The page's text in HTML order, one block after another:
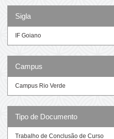
Sigla
IF Goiano
Campus
Campus Rio Verde
Tipo de Documento
Trabalho de Conclusão de Curso